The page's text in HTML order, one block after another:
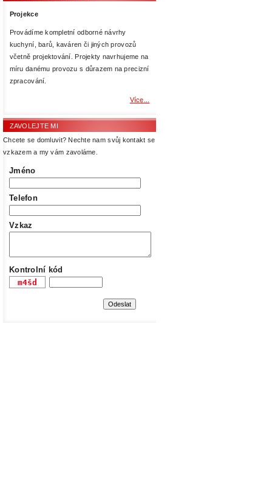
Projekce
Provádíme kompletní odborné návrhy
kuchyní, barů, kaváren či jiných provozů
včetně projektování. Projekty navrhujeme na
míru danému provozu s důrazem na precizní
zpracování.
Více...
ZAVOLEJTE MI
Chcete se domluvit? Nechte nam svůj kontakt se
vzkazem a my vám zavoláme.
Jméno
Telefon
Vzkaz
Kontrolní kód